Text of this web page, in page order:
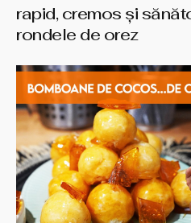
rapid, cremos și
rondele de orez